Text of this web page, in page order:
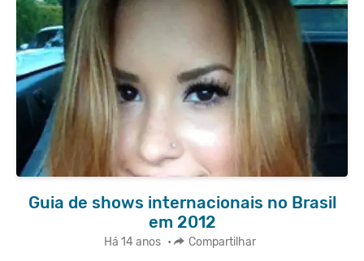
Guia de shows internacionais no Brasil
em 2012
Há 14 anos • Compartilhar